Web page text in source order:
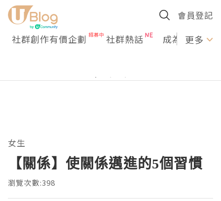
會員登記
社群創作有價企劃 社群熱話 成為U更多
女生
【關係】使關係邁進的5個習慣
瀏覽次數:398